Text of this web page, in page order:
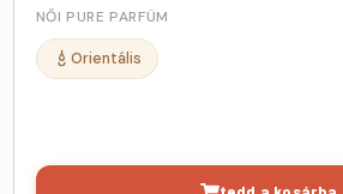
NŐI PURE PARFÜM
Orientális